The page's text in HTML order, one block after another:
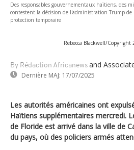
Des responsables gouvernementaux haïtiens, des
contestent la décision de l'administration Trump
protection temporaire
Rebecca Blackwell/Copyright
By Rédaction Africanews and
Dernière MAJ: 17/07/2025
Les autorités américaines ont
Haïtiens supplémentaires mercredi.
de Floride est arrivé dans la ville de
du pays, où des policiers armés